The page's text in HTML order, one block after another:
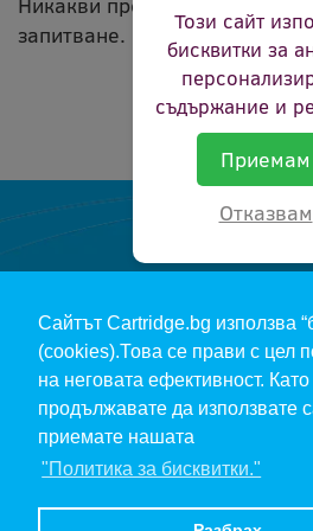
Сайтът Cartridge.bg използва
(cookies).Това се прави с цел
на неговата ефективност. Като
продължавате да използвате
приемате нашата
"Политика за бисквитки."
запитване.
Този сайт
бисквитки за
съдържание и
Приемам
Отказвам
За нас Гаранции и рекламации Контакт
Отказ и връщане на продукти Общи условия
Изкупуване на празни касети
Цените в евро са изчислени по